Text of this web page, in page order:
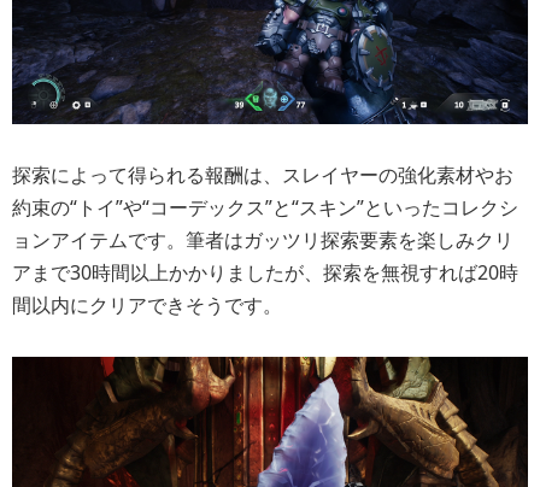
探索によって得られる報酬は、スレイヤーの強化素材やお
約束の“トイ”や“コーデックス”と“スキン”といったコレクシ
ョンアイテムです。筆者はガッツリ探索要素を楽しみクリ
アまで30時間以上かかりましたが、探索を無視すれば20時
間以内にクリアできそうです。